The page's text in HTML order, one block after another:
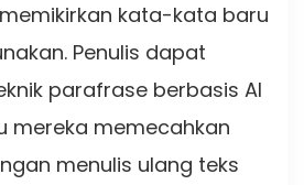
kata-kata baru
Penulis dapat
parafrase berbasis AI
mereka memecahkan
menulis ulang teks